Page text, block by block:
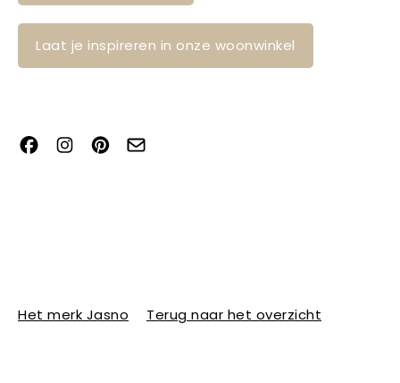
Laat je inspireren in onze woonwinkel
Het merk Jasno Terug naar het overzicht